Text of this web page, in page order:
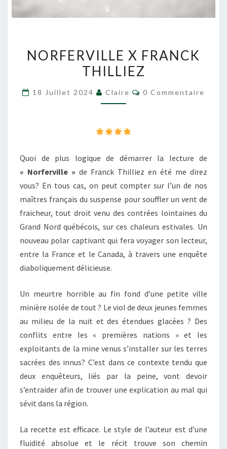
X
FRANCK
NORFERVILLE X FRANCK
THILLIEZ
18 Juillet 2024 Claire Commentaires
0 Commentaire
Quoi de plus logique de démarrer la lecture de
« Norferville » de Franck Thilliez en été me direz
vous? En tous cas, on peut compter sur l’un de nos
maîtres français du suspense pour souffler un vent de
fraicheur, tout droit venu des contrées lointaines du
Grand Nord québécois, sur ces chaleurs estivales. Un
nouveau polar captivant qui fera voyager son lecteur,
entre la France et le Canada, à travers une enquête
diaboliquement délicieuse.
Un meurtre horrible au fin fond d’une petite ville
minière isolée de tout ? Le viol de deux jeunes femmes
au milieu de la nuit et des étendues glacées ? Des
conflits entre les « premières nations » et les
exploitants de la mine venus s’installer sur les terres
sacrées des innus? C’est dans ce contexte tendu que
deux enquêteurs, liés par la peine, vont devoir
s’entraider afin de trouver une explication au mal qui
sévit dans la région.
La recette est efficace. Le style de l’auteur est d’une
fluidité absolue et le récit trouve son chemin